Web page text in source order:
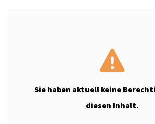
Sie haben aktuell keine
diesen Inhalt.